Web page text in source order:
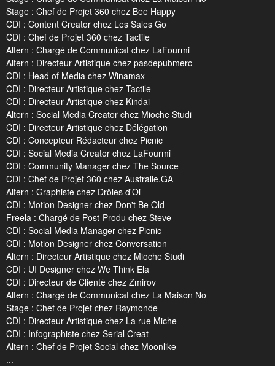
Stage : Chef de Projet 360 chez Bee Happy
CDI : Content Creator chez Les Sales Go
CDI : Chef de Projet 360 chez Tactile
Altern : Chargé de Communicat chez LaFourmi
Altern : Directeur Artistique chez pasdepubmerc
CDI : Head of Media chez Winamax
CDI : Directeur Artistique chez Tactile
CDI : Directeur Artistique chez Kindai
Altern : Social Media Creator chez Mioche Studi
CDI : Directeur Artistique chez Délégation
CDI : Concepteur Rédacteur chez Picnic
CDI : Social Media Creator chez LaFourmi
CDI : Community Manager chez The Source
CDI : Chef de Projet 360 chez Australie.GA
Altern : Graphiste chez Drôles d'Oi
CDI : Motion Designer chez Don't Be Old
Freela : Chargé de Post-Produ chez Steve
CDI : Social Media Manager chez Picnic
CDI : Motion Designer chez Conversation
Altern : Directeur Artistique chez Mioche Studi
CDI : UI Designer chez We Think Ela
CDI : Directeur de Clientè chez Zmirov
Altern : Chargé de Communicat chez La Maison No
Stage : Chef de Projet chez Raymonde
CDI : Directeur Artistique chez La rue Miche
CDI : Infographiste chez Serial Creat
Altern : Chef de Projet Social chez Moonlike
...